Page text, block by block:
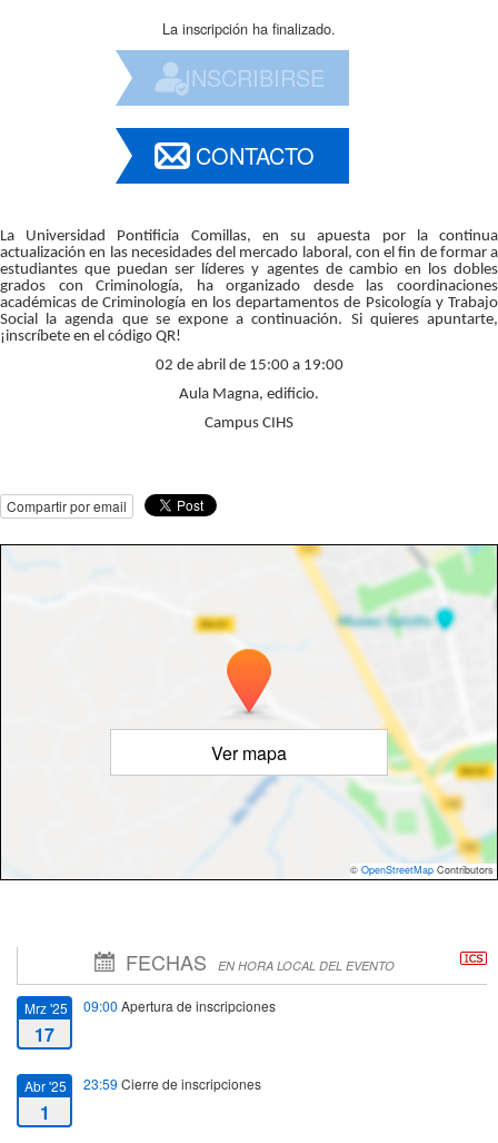
La inscripción ha finalizado.
INSCRIBIRSE
CONTACTO
La Universidad Pontificia Comillas, en su apuesta por la continua
actualización en las necesidades del mercado laboral, con el fin de formar a
estudiantes que puedan ser líderes y agentes de cambio en los dobles
grados con Criminología, ha organizado desde las coordinaciones
académicas de Criminología en los departamentos de Psicología y Trabajo
Social la agenda que se expone a continuación. Si quieres apuntarte,
¡inscríbete en el código QR!
02 de abril de 15:00 a 19:00
Aula Magna, edificio.
Campus CIHS
Compartir por email
Ver mapa
© OpenStreetMap Contributors
FECHAS EN HORA LOCAL DEL EVENTO
Mrz '25
17
09:00 Apertura de inscripciones
Abr '25
1
23:59 Cierre de inscripciones